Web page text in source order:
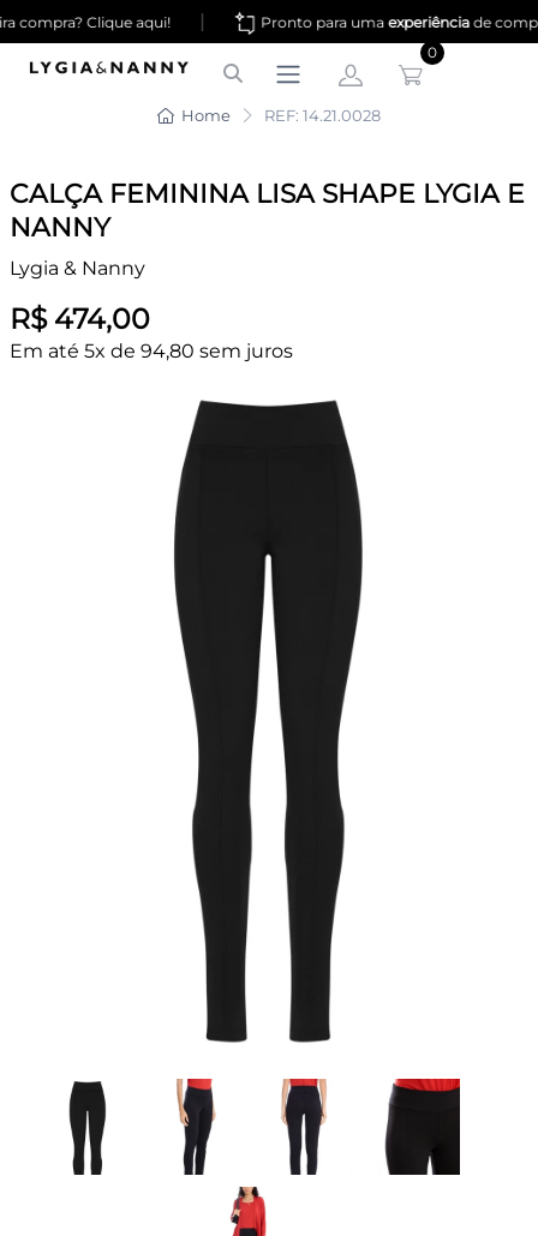
compra? Clique aqui! Pronto para umaexperiênciade
0
Home REF: 14.21.0028
CALÇA FEMININA LISA SHAPE LYGIA E
NANNY
Lygia & Nanny
R$ 474,00
Em até 5x de 94,80 sem juros